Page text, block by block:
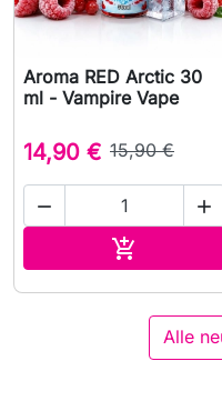
Aroma RED Arctic 30
ml - Vampire Vape
14,90 € 15,90 €
 

Alle